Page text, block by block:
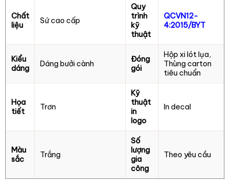
Chất
liệu
Sứ cao cấp
Quy
trình
kỹ
thuật
QCVN12-
4:2015/BYT
Kiểu
dáng
Dáng bưởi cành
Đóng
gói
Hộp xi lót lụa,
Thùng carton
tiêu chuẩn
Họa
tiết
Trơn
Kỹ
thuật
in
logo
In decal
Màu
sắc
Trắng
Số
lượng
gia
công
Theo yêu cầu